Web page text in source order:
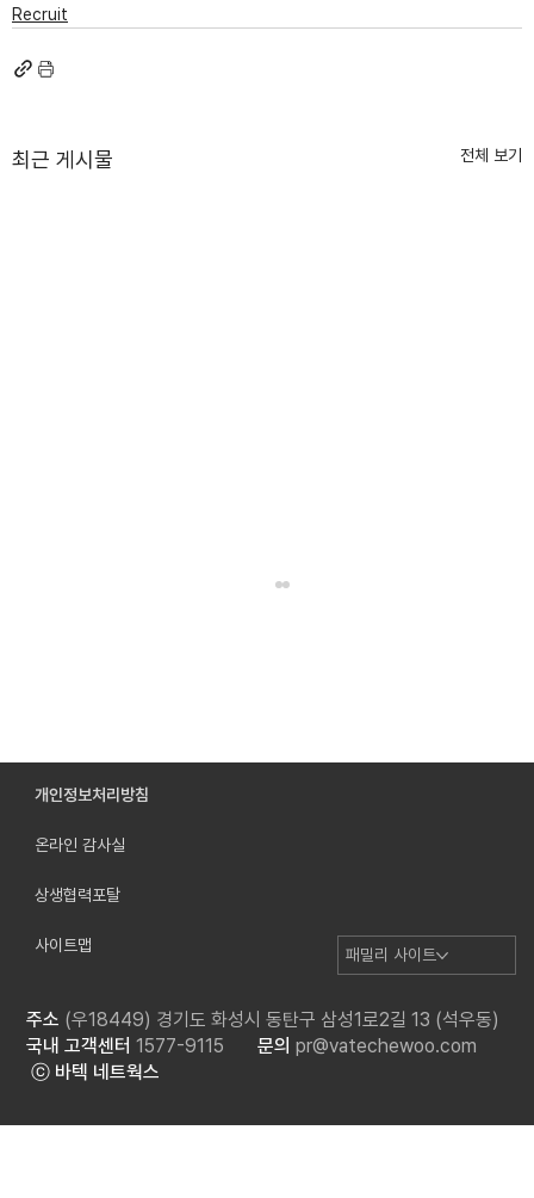
Recruit
최근 게시물 전체 보기
[Explore Vatech Networks] 1명에서 54명
으로, 이우소프트 베트남 성장기
개인정보처리방침
온라인 감사실
상생협력포탈
사이트맵
패밀리 사이트
주소 (우18449) 경기도 화성시 동탄구 삼성1로2길 13 (석우동)
국내 고객센터 1577-9115 문의 pr@vatechewoo.com
ⓒ 바텍 네트웍스